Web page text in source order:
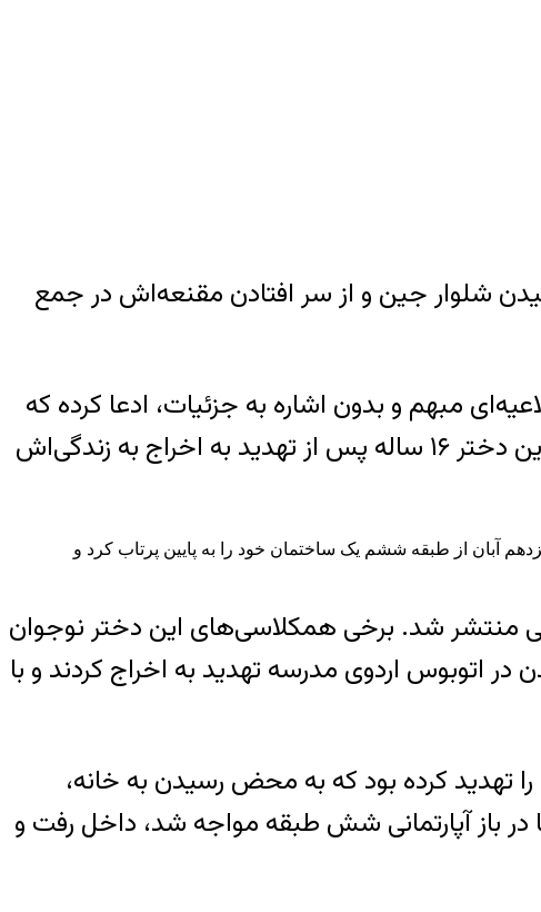
۱۶ ساله‌ای است که تنها به دلیل پوشیدن شلوار جین و از سر افتادن مقنعه‌اش در جمع
مبهم و بدون اشاره به جزئیات، ادعا کرده که
مسئله در دست بررسی است؛ اما از نگاه دوستان و همکلاسی‌های آرزو همه‌چیز روشن است: این دختر ۱۶ ساله پس از تهدید به اخراج به زندگی‌اش
آبان از طبقه ششم یک ساختمان خود را به پایین پرتاب کرد و
منتشر شد. برخی همکلاسی‌های این دختر نوجوان
اتوبوس اردوی مدرسه تهدید به اخراج کردند و با
تهدید کرده‌ بود که به محض رسیدن به خانه،
در باز آپارتمانی شش طبقه‌ مواجه شد، داخل رفت و